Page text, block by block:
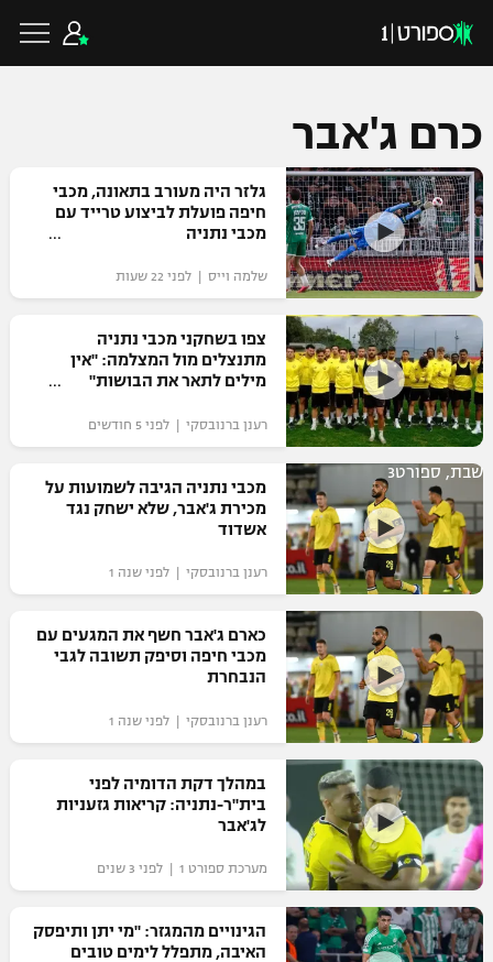
VOD
רץ ברשת
תוצאות
לוח שידורים
ברחבה
"מעל הליגה" – פודקאסט
כדורגל ישראלי
ליגת העל
גביע הטוטו
ליגיונרים
גביע המדינה
נבחרת ישראל
מכבי חיפה
בית"ר ירושלים
מכבי תל אביב
הפועל תל אביב
הפועל חיפה
הפועל באר שבע
מכבי נתניה
בני יהודה
כדורגל עולמי
ליגת האלופות
ליגה אירופית
ליגה אנגלית
ליגה גרמנית
ליגה ספרדית
ליגה איטלקית
ליגה צרפתית
ליגה הולנדית
ליגה סינית
ליגה ברזילאית
ליגות נוספות
כדורסל ישראלי
ליגת ווינר סל
ליגה לאומית
כדורסל נשים
מכבי תל אביב
הפועל חולון
הפועל ירושלים
דני אבדיה
כדורסל עולמי
NBA
יורוליג
יורוקאפ
ענפים נוספים
טניס
כדוריד
כדורעף
שחייה
ג'ודו
אגרוף
ספורט אולימפי
UFC
כרם ג'אבר
גלזר היה מעורב בתאונה, מכבי
חיפה פועלת לביצוע טרייד עם
מכבי נתניה
שלמה וייס | לפני 22 שעות
צפו בשחקני מכבי נתניה
מתנצלים מול המצלמה: "אין
מילים לתאר את הבושות"
רענן ברנובסקי | לפני 5 חודשים
שבת, ספורט3
מכבי נתניה הגיבה לשמועות על
מכירת ג'אבר, שלא ישחק נגד
אשדוד
רענן ברנובסקי | לפני שנה 1
כארם ג'אבר חשף את המגעים עם
מכבי חיפה וסיפק תשובה לגבי
הנבחרת
רענן ברנובסקי | לפני שנה 1
במהלך דקת הדומיה לפני
בית"ר-נתניה: קריאות גזעניות
לג'אבר
מערכת ספורט 1 | לפני 3 שנים
הגינויים מהמגזר: "מי יתן ותיפסק
האיבה, מתפלל לימים טובים